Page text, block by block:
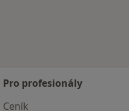
Pro profesionály
Ceník